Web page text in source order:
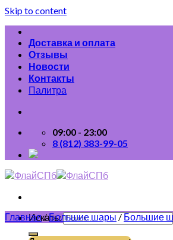
Skip to content
Доставка и оплата
Отзывы
Новости
Контакты
Палитра
09:00 - 23:00
8 (812) 383-99-05
Искать:
Главная/Большие шары/Большие